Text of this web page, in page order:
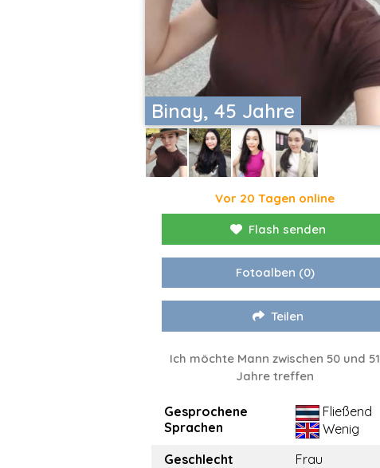
Binay, 45 Jahre
Vor 20 Tagen online
Flash senden
Fotoalben (0)
Teilen
Ich möchte Mann zwischen 50 und 51
Jahre treffen
Gesprochene
Sprachen
Fließend
Wenig
Geschlecht
Frau